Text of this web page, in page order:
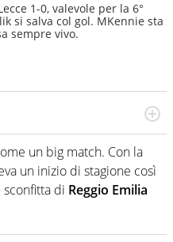
1-0, valevole per la 6°
si salva col gol. MKennie sta
sempre vivo.
e la tesi di laurea sugli stadi
quale filo conduttore
professione. Per Virgilio
e scandaglia l'universo
un big match. Con la
un inizio di stagione così
di Reggio Emilia